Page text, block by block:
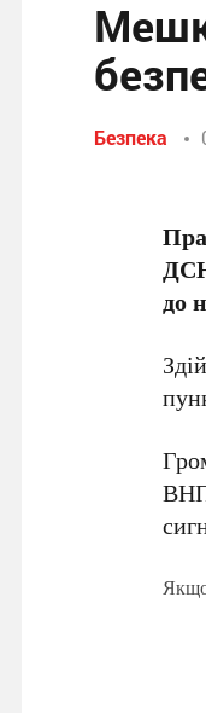
Безпека
до
Якщо